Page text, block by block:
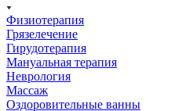
Физиотерапия
Грязелечение
Гирудотерапия
Мануальная терапия
Неврология
Массаж
Оздоровительные ванны